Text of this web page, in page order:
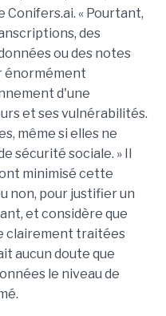
Conifers.ai. « Pourtant,
des
ou des notes
énormément
d'une
et ses vulnérabilités.
même si elles ne
sécurité sociale. » Il
minimisé cette
non, pour justifier un
et considère que
clairement traitées
aucun doute que
le niveau de